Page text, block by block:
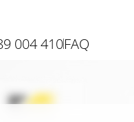
004 410FAQ